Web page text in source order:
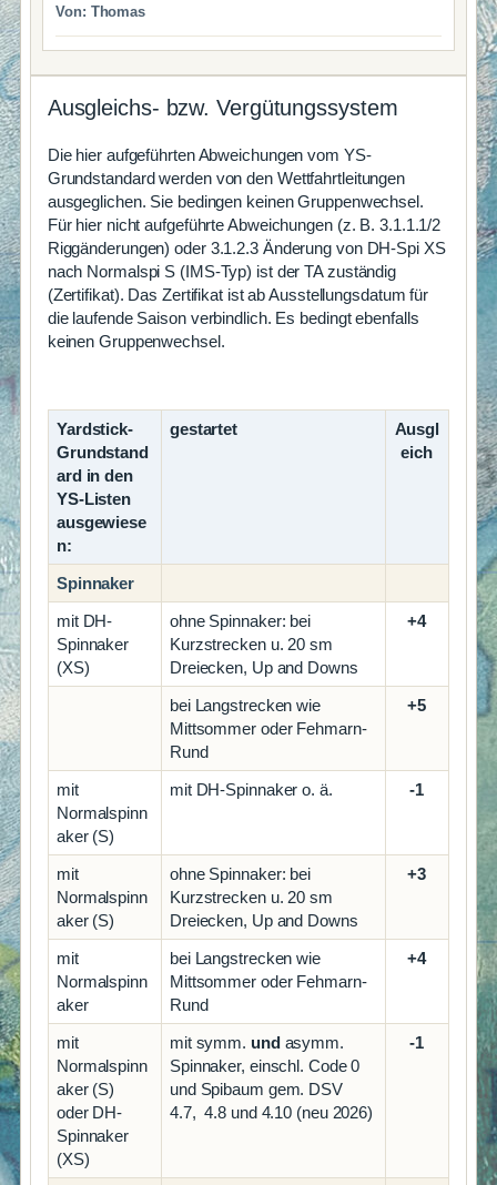
Von: Thomas
Ausgleichs- bzw. Vergütungssystem
Die hier aufgeführten Abweichungen vom YS-
Grundstandard werden von den Wettfahrtleitungen
ausgeglichen. Sie bedingen keinen Gruppenwechsel.
Für hier nicht aufgeführte Abweichungen (z. B. 3.1.1.1/2
Riggänderungen) oder 3.1.2.3 Änderung von DH-Spi XS
nach Normalspi S (IMS-Typ) ist der TA zuständig
(Zertifikat). Das Zertifikat ist ab Ausstellungsdatum für
die laufende Saison verbindlich. Es bedingt ebenfalls
keinen Gruppenwechsel.
Yardstick-
Grundstand
ard in den
YS-Listen
ausgewiese
n:
gestartet
Ausgl
eich
Spinnaker
mit DH-
Spinnaker
(XS)
ohne Spinnaker: bei
Kurzstrecken u. 20 sm
Dreiecken, Up and Downs
+4
bei Langstrecken wie
Mittsommer oder Fehmarn-
Rund
+5
mit
Normalspinn
aker (S)
mit DH-Spinnaker o. ä. -1
mit
Normalspinn
aker (S)
ohne Spinnaker: bei
Kurzstrecken u. 20 sm
Dreiecken, Up and Downs
+3
mit
Normalspinn
aker
bei Langstrecken wie
Mittsommer oder Fehmarn-
Rund
+4
mit
Normalspinn
aker (S)
oder DH-
Spinnaker
(XS)
mit symm. undasymm.
Spinnaker, einschl. Code 0
und Spibaum gem. DSV
4.7, 4.8 und 4.10 (neu 2026)
-1